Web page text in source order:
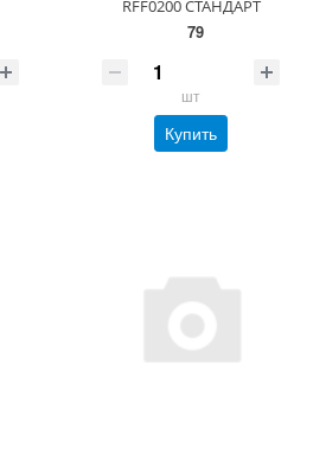
RFF0200 СТАНДАРТ
79
шт
Купить